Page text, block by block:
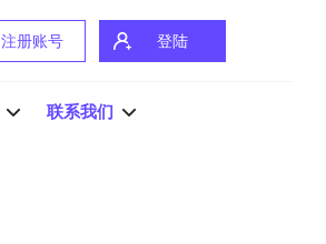
注册账号 登陆
联系我们